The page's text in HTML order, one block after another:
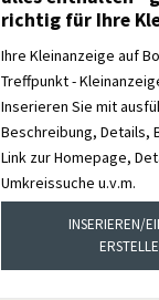
richtig für Ihre
Ihre Kleinanzeige auf
Treffpunkt -
Inserieren Sie mit
Beschreibung, Details,
Link zur Homepage,
Umkreissuche u.v.m.
INSERIEREN/